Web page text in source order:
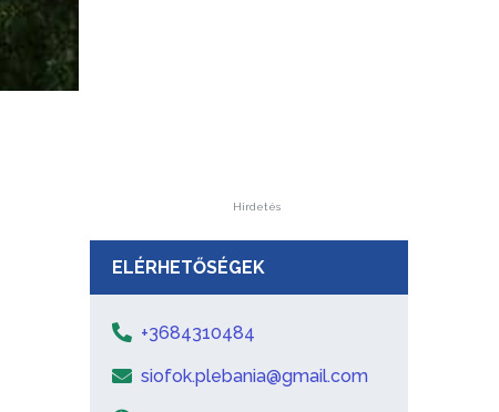
Hirdetés
ELÉRHETŐSÉGEK
+3684310484
siofok.plebania@gmail.com